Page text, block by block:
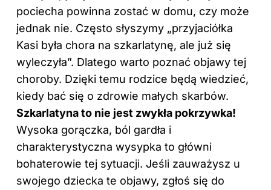
pociecha powinna zostać w domu, czy może
jednak nie. Często słyszymy „przyjaciółka
Kasi była chora na szkarlatynę, ale już się
wyleczyła”. Dlatego warto poznać objawy tej
choroby. Dzięki temu rodzice będą wiedzieć,
kiedy bać się o zdrowie małych skarbów.
Szkarlatyna to nie jest zwykła pokrzywka!
Wysoka gorączka, ból gardła i
charakterystyczna wysypka to główni
bohaterowie tej sytuacji. Jeśli zauważysz u
swojego dziecka te objawy, zgłoś się do